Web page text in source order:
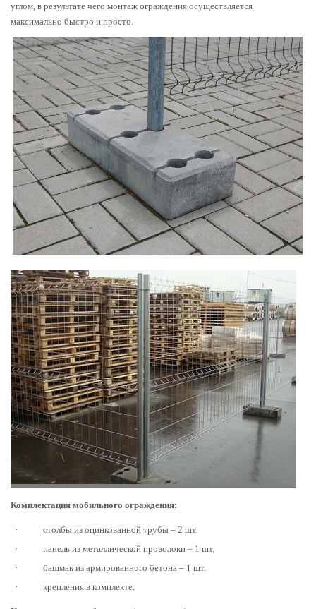
углом, в результате чего монтаж ограждения осуществляется
максимально быстро и просто.
Комплектация мобильного ограждения:
·
столбы из оцинкованной трубы – 2 шт.
·
панель из металлической проволоки – 1 шт.
·
башмак из армированного бетона – 1 шт.
·
крепления в комплекте.